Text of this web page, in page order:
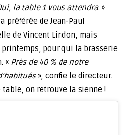
la table 1 vous attendra. »
préférée de Jean-Paul
de Vincent Lindon, mais
printemps, pour qui la brasserie
« Près de 40 % de notre
», confie le directeur.
table, on retrouve la sienne !